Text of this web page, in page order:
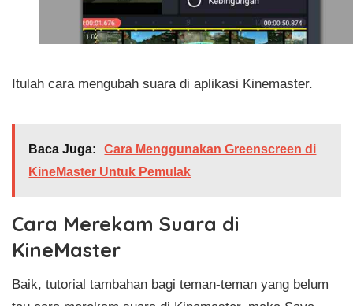
Itulah cara mengubah suara di aplikasi Kinemaster.
Baca Juga:
Cara Menggunakan Greenscreen di
KineMaster Untuk Pemulak
Cara Merekam Suara di
KineMaster
Baik, tutorial tambahan bagi teman-teman yang belum